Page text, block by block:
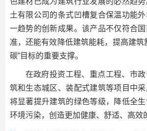
土有限公司的条式凹槽复合保温功能
一趋势的创新成果。该产品不仅符合
准，还能有效降低建筑能耗，提高建筑
碳”目标的重要支撑。
在政府投资工程、重点工程、市
筑和生态城区、装配式建筑等项目中采
将显著提升建筑的绿色等级，降低全
环境污染，创造更加健康、舒适、高效